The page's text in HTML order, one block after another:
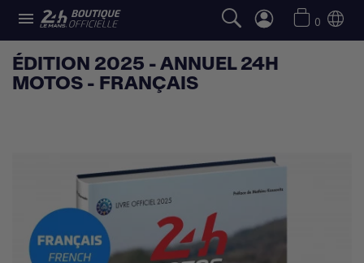
 0
ÉDITION 2025 - ANNUEL 24H
MOTOS - FRANÇAIS